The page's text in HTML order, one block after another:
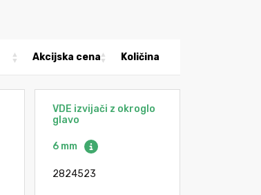
Akcijska cena Količina
VDE izvijači z okroglo
glavo
6 mm
2824523